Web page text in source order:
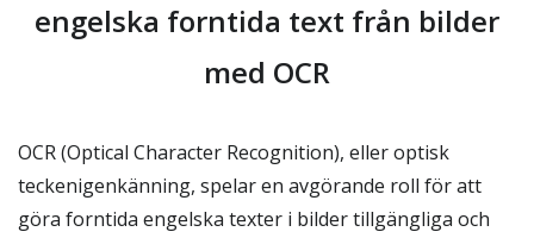
engelska forntida text från bilder
med OCR
OCR (Optical Character Recognition), eller optisk
teckenigenkänning, spelar en avgörande roll för att
göra forntida engelska texter i bilder tillgängliga och